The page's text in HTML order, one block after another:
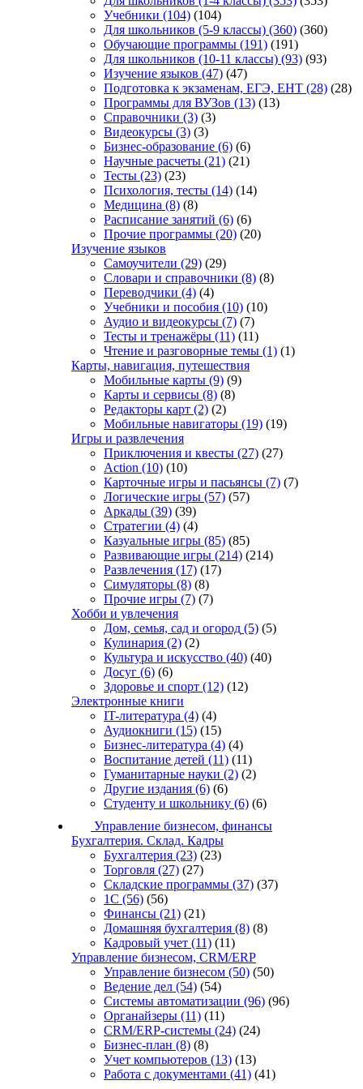
Учебники (104) (104)
Для школьников (5-9 классы) (360) (360)
Обучающие программы (191) (191)
Для школьников (10-11 классы) (93) (93)
Изучение языков (47) (47)
Подготовка к экзаменам, ЕГЭ, ЕНТ (28) (28)
Программы для ВУЗов (13) (13)
Справочники (3) (3)
Видеокурсы (3) (3)
Бизнес-образование (6) (6)
Научные расчеты (21) (21)
Тесты (23) (23)
Психология, тесты (14) (14)
Медицина (8) (8)
Расписание занятий (6) (6)
Прочие программы (20) (20)
Изучение языков
Самоучители (29) (29)
Словари и справочники (8) (8)
Переводчики (4) (4)
Учебники и пособия (10) (10)
Аудио и видеокурсы (7) (7)
Тесты и тренажёры (11) (11)
Чтение и разговорные темы (1) (1)
Карты, навигация, путешествия
Мобильные карты (9) (9)
Карты и сервисы (8) (8)
Редакторы карт (2) (2)
Мобильные навигаторы (19) (19)
Игры и развлечения
Приключения и квесты (27) (27)
Action (10) (10)
Карточные игры и пасьянсы (7) (7)
Логические игры (57) (57)
Аркады (39) (39)
Стратегии (4) (4)
Казуальные игры (85) (85)
Развивающие игры (214) (214)
Развлечения (17) (17)
Симуляторы (8) (8)
Прочие игры (7) (7)
Хобби и увлечения
Дом, семья, сад и огород (5) (5)
Кулинария (2) (2)
Культура и искусство (40) (40)
Досуг (6) (6)
Здоровье и спорт (12) (12)
Электронные книги
IT-литература (4) (4)
Аудиокниги (15) (15)
Бизнес-литература (4) (4)
Воспитание детей (11) (11)
Гуманитарные науки (2) (2)
Другие издания (6) (6)
Студенту и школьнику (6) (6)
Управление бизнесом, финансы
Бухгалтерия. Склад. Кадры
Бухгалтерия (23) (23)
Торговля (27) (27)
Складские программы (37) (37)
1С (56) (56)
Финансы (21) (21)
Домашняя бухгалтерия (8) (8)
Кадровый учет (11) (11)
Управление бизнесом, CRM/ERP
Управление бизнесом (50) (50)
Ведение дел (54) (54)
Системы автоматизации (96) (96)
Органайзеры (11) (11)
CRM/ERP-системы (24) (24)
Бизнес-план (8) (8)
Учет компьютеров (13) (13)
Работа с документами (41) (41)